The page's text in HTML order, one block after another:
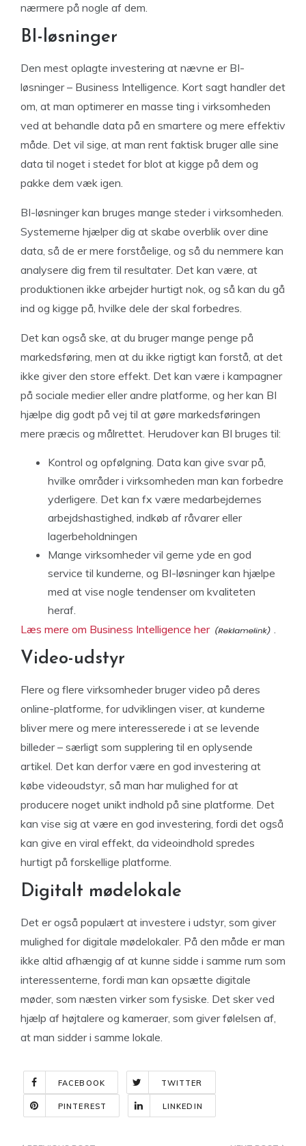
nærmere på nogle af dem.
BI-løsninger
Den mest oplagte investering at nævne er BI-
løsninger – Business Intelligence. Kort sagt handler det
om, at man optimerer en masse ting i virksomheden
ved at behandle data på en smartere og mere effektiv
måde. Det vil sige, at man rent faktisk bruger alle sine
data til noget i stedet for blot at kigge på dem og
pakke dem væk igen.
BI-løsninger kan bruges mange steder i virksomheden.
Systemerne hjælper dig at skabe overblik over dine
data, så de er mere forståelige, og så du nemmere kan
analysere dig frem til resultater. Det kan være, at
produktionen ikke arbejder hurtigt nok, og så kan du gå
ind og kigge på, hvilke dele der skal forbedres.
Det kan også ske, at du bruger mange penge på
markedsføring, men at du ikke rigtigt kan forstå, at det
ikke giver den store effekt. Det kan være i kampagner
på sociale medier eller andre platforme, og her kan BI
hjælpe dig godt på vej til at gøre markedsføringen
mere præcis og målrettet. Herudover kan BI bruges til:
Kontrol og opfølgning. Data kan give svar på,
hvilke områder i virksomheden man kan forbedre
yderligere. Det kan fx være medarbejdernes
arbejdshastighed, indkøb af råvarer eller
lagerbeholdningen
Mange virksomheder vil gerne yde en god
service til kunderne, og BI-løsninger kan hjælpe
med at vise nogle tendenser om kvaliteten
heraf.
Læs mere om Business Intelligence her
.
Video-udstyr
Flere og flere virksomheder bruger video på deres
online-platforme, for udviklingen viser, at kunderne
bliver mere og mere interesserede i at se levende
billeder – særligt som supplering til en oplysende
artikel. Det kan derfor være en god investering at
købe videoudstyr, så man har mulighed for at
producere noget unikt indhold på sine platforme. Det
kan vise sig at være en god investering, fordi det også
kan give en viral effekt, da videoindhold spredes
hurtigt på forskellige platforme.
Digitalt mødelokale
Det er også populært at investere i udstyr, som giver
mulighed for digitale mødelokaler. På den måde er man
ikke altid afhængig af at kunne sidde i samme rum som
interessenterne, fordi man kan opsætte digitale
møder, som næsten virker som fysiske. Det sker ved
hjælp af højtalere og kameraer, som giver følelsen af,
at man sidder i samme lokale.
FACEBOOK TWITTER
PINTEREST LINKEDIN